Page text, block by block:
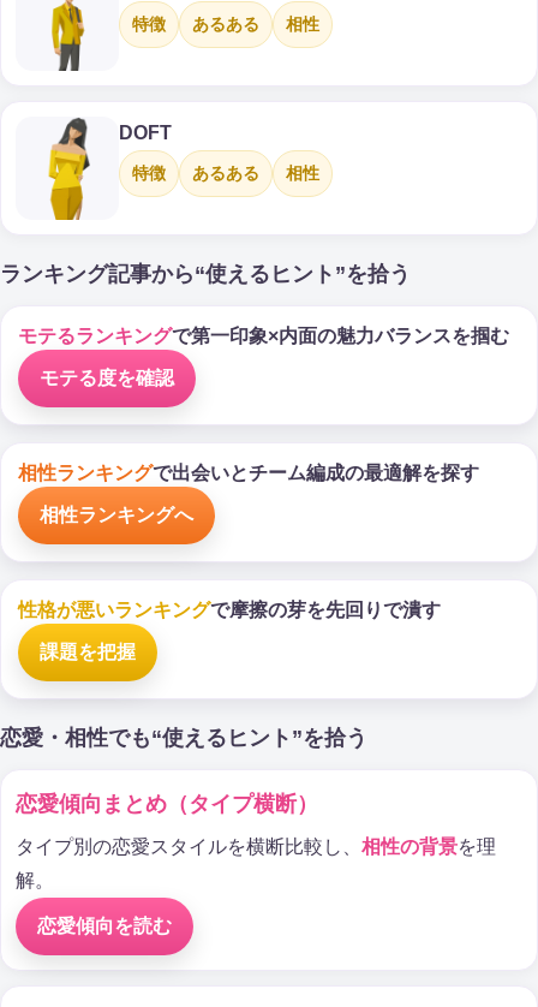
特徴 あるある 相性
DOFT
特徴 あるある 相性
ランキング記事から“使えるヒント”を拾う
モテるランキングで第一印象×内面の魅力バランスを掴む
モテる度を確認
相性ランキングで出会いとチーム編成の最適解を探す
相性ランキングへ
性格が悪いランキングで摩擦の芽を先回りで潰す
課題を把握
恋愛・相性でも“使えるヒント”を拾う
恋愛傾向まとめ（タイプ横断）
タイプ別の恋愛スタイルを横断比較し、 相性の背景を理
解。
恋愛傾向を読む